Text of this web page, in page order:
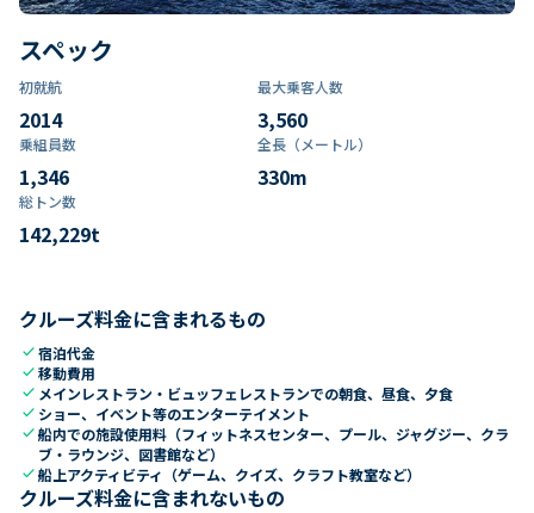
スペック
初就航
2014
最大乗客人数
3,560
乗組員数​
1,346
全長（メートル）
330m
総トン数​
142,229t
クルーズ料金に含まれるもの
check宿泊代金
check移動費用
check メインレストラン・ビュッフェレストランでの朝食、昼食、夕食
check ショー、イベント等のエンターテイメント
check船内での施設使用料（フィットネスセンター、プール、ジャグジー、クラ
ブ・ラウンジ、図書館など）
check船上アクティビティ（ゲーム、クイズ、クラフト教室など）
クルーズ料金に含まれないもの